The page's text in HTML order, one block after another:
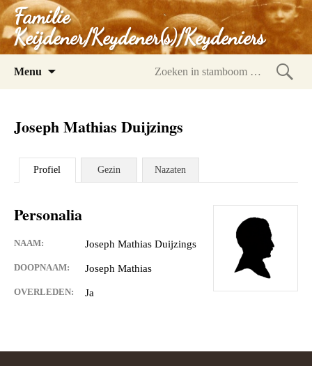
Familie
Keijdener/Keydener(s)/Keydeniers
Menu
Joseph Mathias Duijzings
Profiel Gezin Nazaten
Personalia
NAAM: Joseph Mathias Duijzings
DOOPNAAM: Joseph Mathias
OVERLEDEN: Ja